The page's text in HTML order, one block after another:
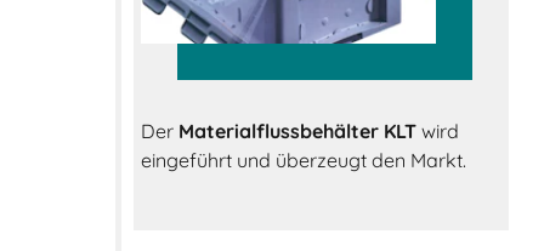
Der Materialflussbehälter KLT wird
eingeführt und überzeugt den Markt.